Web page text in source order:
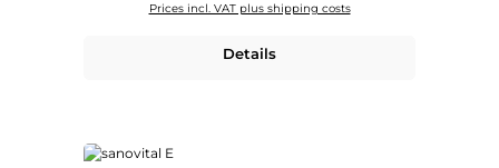
Prices incl. VAT plus shipping costs
Details